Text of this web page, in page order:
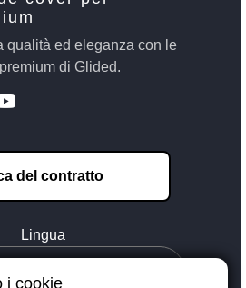
qualità ed eleganza con le
di Glided.
del contratto
Lingua
i cookie